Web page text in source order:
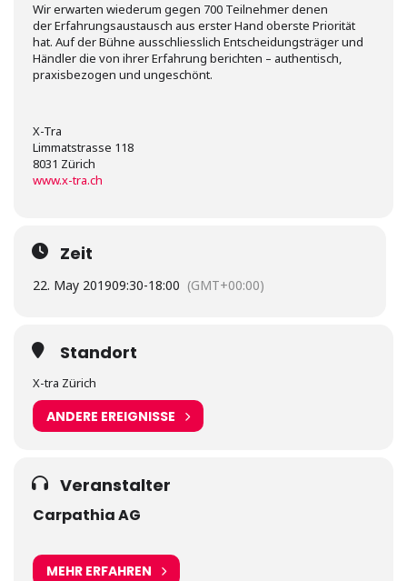
Wir erwarten wiederum gegen 700 Teilnehmer denen
der Erfahrungsaustausch aus erster Hand oberste Priorität
hat. Auf der Bühne ausschliesslich Entscheidungsträger und
Händler die von ihrer Erfahrung berichten – authentisch,
praxisbezogen und ungeschönt.
X-Tra
Limmatstrasse 118
8031 Zürich
www.x-tra.ch
Zeit
22. May 201909:30-18:00 (GMT+00:00)
Standort
X-tra Zürich
ANDERE EREIGNISSE
Veranstalter
Carpathia AG
MEHR ERFAHREN